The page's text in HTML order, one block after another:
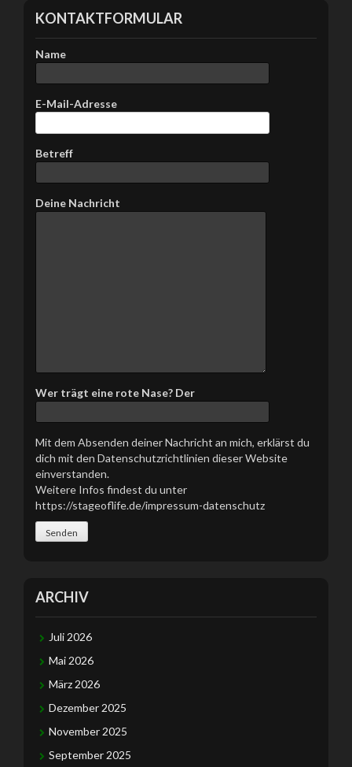
KONTAKTFORMULAR
Name
E-Mail-Adresse
Bitte lasse dieses Feld leer.
Betreff
Deine Nachricht
Wer trägt eine rote Nase? Der
Mit dem Absenden deiner Nachricht an mich, erklärst du
dich mit den Datenschutzrichtlinien dieser Website
einverstanden.
Weitere Infos findest du unter
https://stageoflife.de/impressum-datenschutz
ARCHIV
Juli 2026
Mai 2026
März 2026
Dezember 2025
November 2025
September 2025